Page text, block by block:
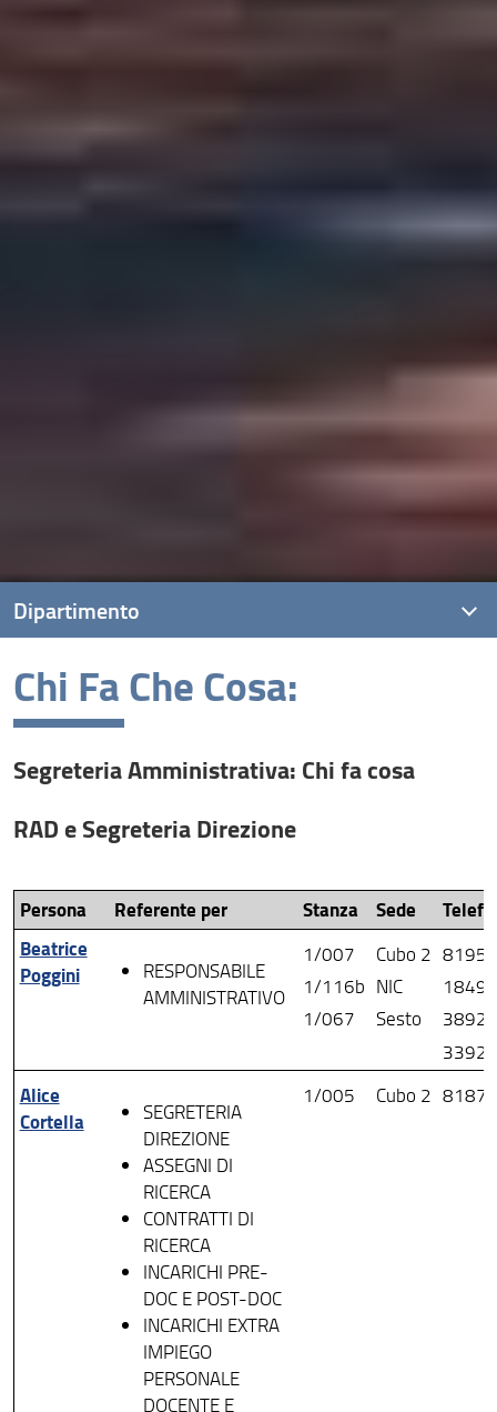
Chi Fa Che Cosa:
Segreteria Amministrativa: Chi fa cosa
RAD e Segreteria Direzione
Persona Referente per Stanza Sede
Beatrice
Poggini
RESPONSABILE
AMMINISTRATIVO
1/007
1/116b
1/067
Cubo 2
NIC
Sesto
8195
1849
3892
Alice
Cortella
SEGRETERIA
DIREZIONE
ASSEGNI DI
RICERCA
CONTRATTI DI
RICERCA
INCARICHI PRE-
DOC E POST-DOC
INCARICHI EXTRA
IMPIEGO
PERSONALE
DOCENTE E
1/005 Cubo 2 8187
Dipartimento
Presentazione
Missione
Visione
Dipartimento di Eccellenza
Persone
Organizzazione
Modulistica
ChiFaCosa
Seminari ed Eventi